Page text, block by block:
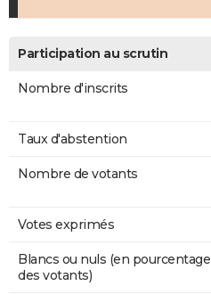
Participation au scrutin
Nombre d'inscrits
Taux d'abstention
Nombre de votants
Votes exprimés
Blancs ou nuls (en pourcentage
des votants)